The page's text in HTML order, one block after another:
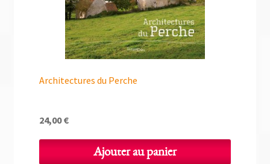
Architectures du Perche
24,00€
Ajouter au panier